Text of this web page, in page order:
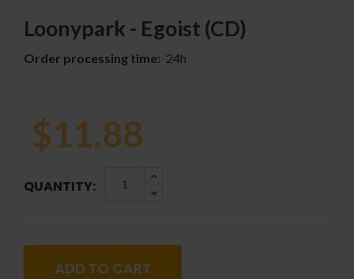
Loonypark - Egoist (CD)
Order processing time: 24h
$11.88
QUANTITY:
ADD TO CART